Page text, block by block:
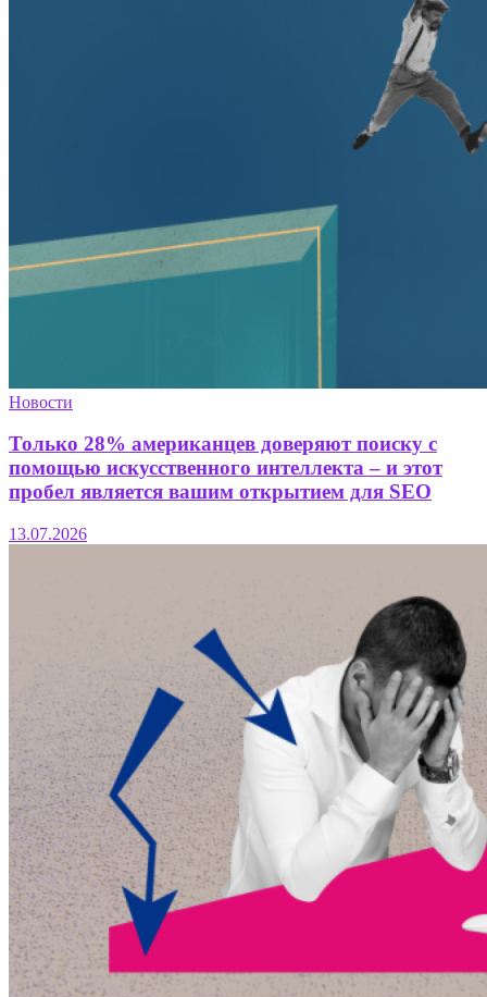
Новости
Только 28% американцев доверяют поиску с
помощью искусственного интеллекта – и этот
пробел является вашим открытием для SEO
13.07.2026